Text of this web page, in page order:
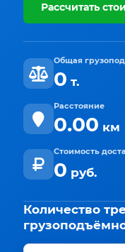
Рассчитать
Общая
0 т.
Расстояние
0.00 км
Стоимость
0 руб.
Количество